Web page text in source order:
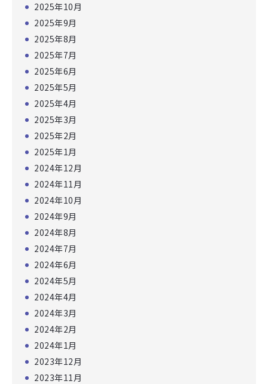
2025年10月
2025年9月
2025年8月
2025年7月
2025年6月
2025年5月
2025年4月
2025年3月
2025年2月
2025年1月
2024年12月
2024年11月
2024年10月
2024年9月
2024年8月
2024年7月
2024年6月
2024年5月
2024年4月
2024年3月
2024年2月
2024年1月
2023年12月
2023年11月